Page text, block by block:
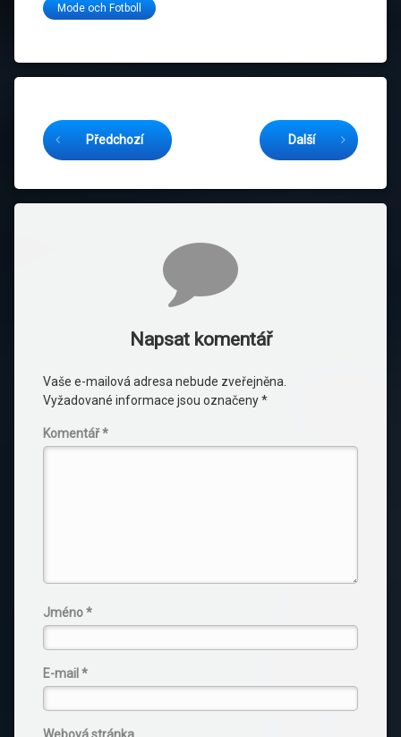
Mode och Fotboll
Předchozí Další
Napsat komentář
Vaše e-mailová adresa nebude zveřejněna.
Vyžadované informace jsou označeny*
Komentář*
Jméno*
E-mail *